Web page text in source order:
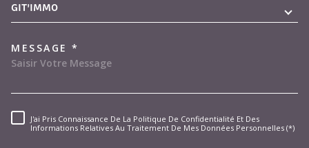
GIT'IMMO
MESSAGE *
RÈGLEMENTATION
J'ai Pris Connaissance De La Politique De Confidentialité Et Des
Informations Relatives Au Traitement De Mes Données Personnelles (*)